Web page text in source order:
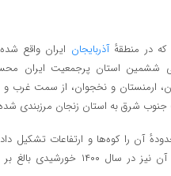
در منطقهٔآذربایجان ایران واقع
ششمین استان پرجمعیت‌ ایران
ارمنستان و نخجوان، از سمت غرب
جنوب شرق به استان زنجان مرزبندی
آن را کوه‌ها و ارتفاعات تشکیل